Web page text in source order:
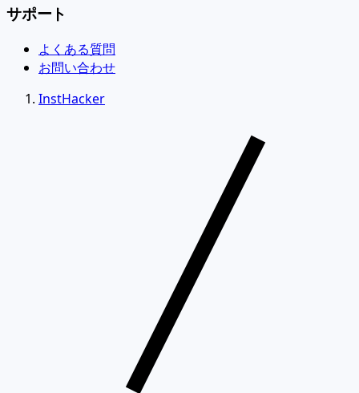
サポート
よくある質問
お問い合わせ
InstHacker